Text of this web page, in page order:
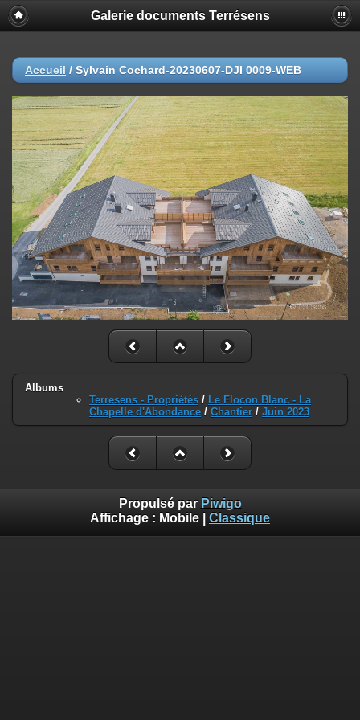
Galerie documents Terrésens
Accueil / Sylvain Cochard-20230607-DJI 0009-WEB
Albums
Terresens - Propriétés / Le Flocon Blanc - La
Chapelle d'Abondance / Chantier / Juin 2023
Propulsé par Piwigo
Affichage : Mobile Classique